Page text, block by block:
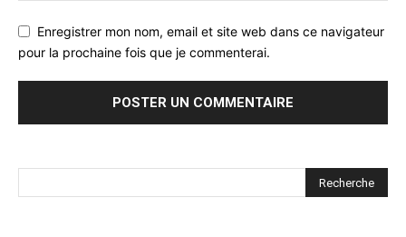
Enregistrer mon nom, email et site web dans ce navigateur
pour la prochaine fois que je commenterai.